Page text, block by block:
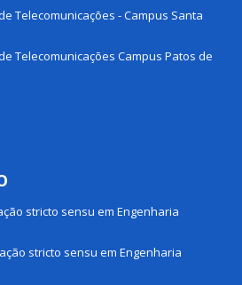
Telecomunicações - Campus Santa
Telecomunicações Campus Patos de
stricto sensu em Engenharia
stricto sensu em Engenharia